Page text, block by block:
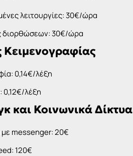
λειτουργίες: 30€/ώρα
διορθώσεων: 30€/ώρα
Κειμενογραφίας
0,14€/λέξη
λέξη
και Κοινωνικά Δίκτυα
messenger: 20€
120€